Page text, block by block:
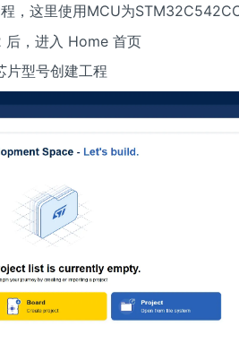
，这里使用MCU为
，进入 Home 首页
片型号创建工程